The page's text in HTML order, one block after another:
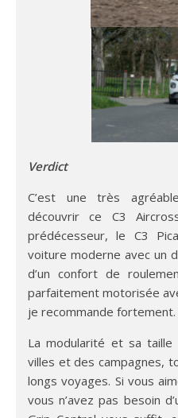
Verdict
C’est une très
découvrir ce C3
prédécesseur, le C3
voiture moderne avec un
d’un confort de
parfaitement motorisée
je recommande fortement.
La modularité et sa
villes et des campagnes,
longs voyages. Si vous
vous n’avez pas besoin